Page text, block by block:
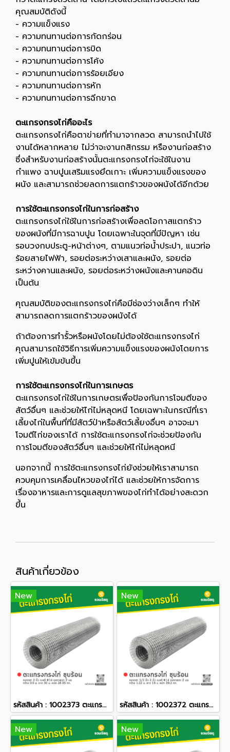
คุณสมบัติดังนี้
- ความแข็งแรง
- ความทนทานต่อการกัดกร่อน
- ความทนทานต่อการบิด
- ความทนทานต่อการโค้ง
- ความทนทานต่อการร้อยเอียง
- ความทนทานต่อการหัก
- ความทนทานต่อการฉีกขาด
ตะแกรงกรงไก่คืออะไร
ตะแกรงกรงไก่คือตาข่ายที่ทำมาจากลวด สามารถนำไปใช้
งานได้หลากหลาย ไม่ว่าจะงานกสิกรรม หรืองานก่อสร้าง
ซึ่งสำหรับงานก่อสร้างนั้นตะแกรงกรงไก่จะใช้ในงาน
กำแพง ฉาบปูนเสริมแรงยึดเกาะ เพิ่มความแข็งแรงของ
ผนัง และสามารถช่วยลดการแตกร้าวของผนังได้อีกด้วย
การใช้ตะแกรงกรงไก่ในการก่อสร้าง
ตะแกรงกรงไก่ใช้ในการก่อสร้างเพื่อลดโอกาสแตกร้าว
ของผนังที่มีการฉาบปูน โดยเฉพาะในจุดที่มีปัญหา เช่น
รอบวงกบประตู-หน้าต่างๆ, ตามแนวท่อน้ำประปา, แนวท่อ
ร้อยสายไฟฟ้า, รอยต่อระหว่างเสาและผนัง, รอยต่อ
ระหว่างคานและผนัง, รอยต่อระหว่างผนังและคานคอดิน
เป็นต้น
คุณสมบัติของตะแกรงกรงไก่คือมีช่องว่างเล็กๆ ทำให้
สามารถลดการแตกร้าวของผนังได้
ถ้าต้องการทำรั้วหรือผนังโดยไม่ต้องใช้ตะแกรงกรงไก่
คุณสามารถใช้วิธีการเพิ่มความแข็งแรงของผนังโดยการ
เพิ่มปูนให้เข้มข้นขึ้น
การใช้ตะแกรงกรงไก่ในการเกษตร
ตะแกรงกรงไก่ใช้ในการเกษตรเพื่อป้องกันการโจมตีของ
สัตว์อื่นๆ และช่วยให้ไก่ไม่หลุดหนี โดยเฉพาะในกรณีที่เรา
เลี้ยงไก่ในพื้นที่ที่มีสัตว์ป่าหรือสัตว์เลี้ยงอื่นๆ อาจจะมา
โจมตีไก่ของเราได้ การใช้ตะแกรงกรงไก่จะช่วยป้องกัน
การโจมตีของสัตว์อื่นๆ และช่วยให้ไก่ไม่หลุดหนี
นอกจากนี้ การใช้ตะแกรงกรงไก่ยังช่วยให้เราสามารถ
ควบคุมการเคลื่อนไหวของไก่ได้ และช่วยให้การจัดการ
เรื่องอาหารและการดูแลสุขภาพของไก่ทำได้อย่างสะดวก
ขึ้น
สินค้าเกี่ยวข้อง
New
รหัสสินค้า : 1002373 ตะแกรงกรงไก่ ชุบร้อน ขนาดตา 2 นิ้ว เบอร์ #14 ขนาดลวด 2 มม. กว้าง 0.9 ม. ยาว 30 ม. หนัก 26.35 กก.
New
รหัสสินค้า : 1002372 ตะแกรงกรงไก่ ชุบร้อน ขนาดตา 1/2 นิ้ว 2 นิ้ว เบอร์ #14 ขนาดลวด 2 มม. กว้าง 1.22 ม. ยาว 15 ม. หนัก 39.2 กก.
New New